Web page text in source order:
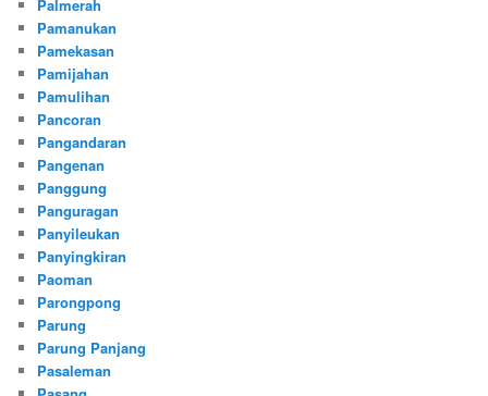
Palmerah
Pamanukan
Pamekasan
Pamijahan
Pamulihan
Pancoran
Pangandaran
Pangenan
Panggung
Panguragan
Panyileukan
Panyingkiran
Paoman
Parongpong
Parung
Parung Panjang
Pasaleman